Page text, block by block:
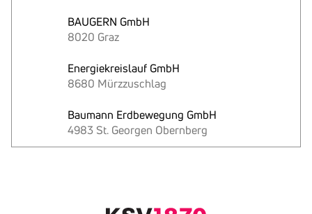
BAUGERN GmbH
8020 Graz
Energiekreislauf GmbH
8680 Mürzzuschlag
Baumann Erdbewegung GmbH
4983 St. Georgen Obernberg